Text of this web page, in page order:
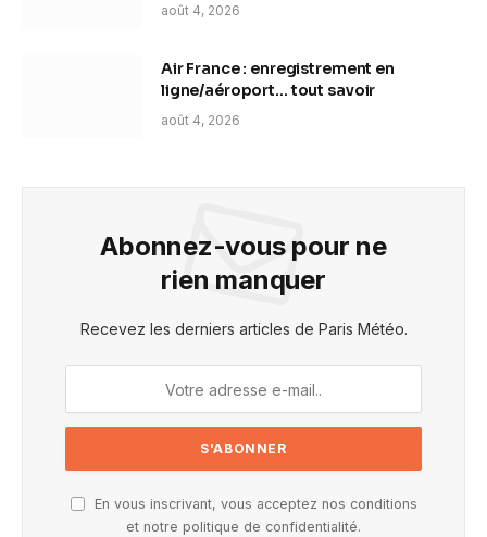
août 4, 2026
Air France : enregistrement en
ligne/aéroport… tout savoir
août 4, 2026
Abonnez-vous pour ne
rien manquer
Recevez les derniers articles de Paris Météo.
En vous inscrivant, vous acceptez nos conditions
et notre politique de confidentialité.